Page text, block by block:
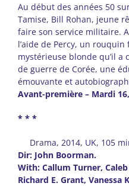
Au début des années 50
Tamise, Bill Rohan, jeune
faire son service militaire.
l’aide de Percy, un
mystérieuse blonde qu’il a
de guerre de Corée, une
émouvante et
Avant-première – Mardi
* * *
Drama, 2014, UK, 105
Dir: John Boorman.
With: Callum Turner,
Richard E. Grant, Vanessa